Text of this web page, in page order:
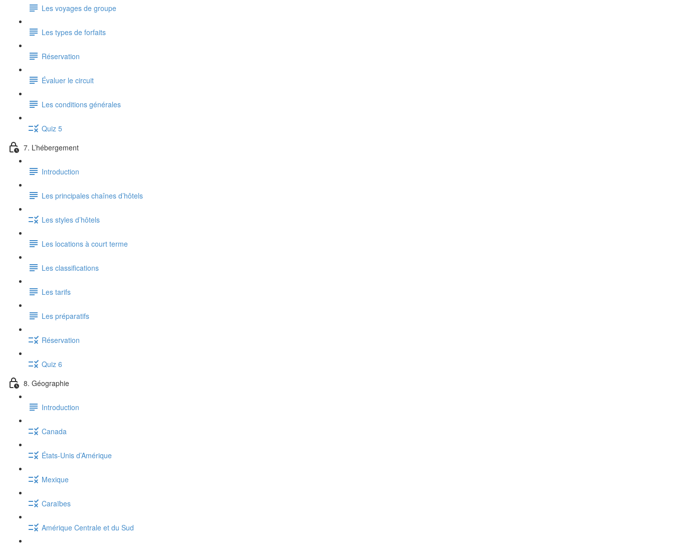
Les voyages de groupe
Les types de forfaits
Réservation
Évaluer le circuit
Les conditions générales
Quiz 5
7. L’hébergement
Introduction
Les principales chaînes d’hôtels
Les styles d’hôtels
Les locations à court terme
Les classifications
Les tarifs
Les préparatifs
Réservation
Quiz 6
8. Géographie
Introduction
Canada
États-Unis d’Amérique
Mexique
Caraïbes
Amérique Centrale et du Sud